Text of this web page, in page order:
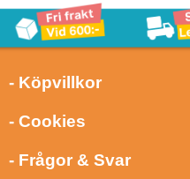
- Köpvillkor
- Cookies
- Frågor & Svar